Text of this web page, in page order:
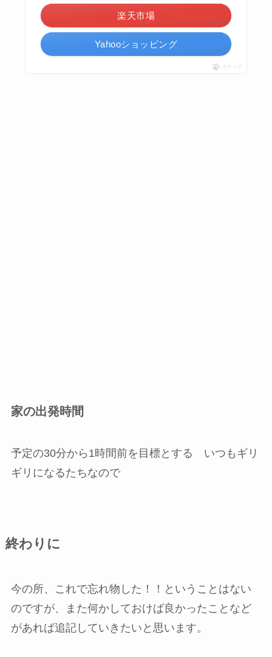
楽天市場
Yahooショッピング
ポチップ
家の出発時間
予定の30分から1時間前を目標とする いつもギリ
ギリになるたちなので
終わりに
今の所、これで忘れ物した！！ということはない
のですが、また何かしておけば良かったことなど
があれば追記していきたいと思います。